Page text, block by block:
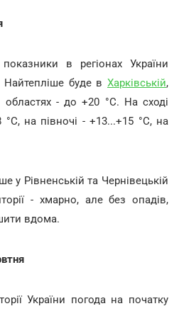
в регіонах України
Найтепліше буде в Харківській,
областях - до +20 °С. На сході
°С, на півночі - +13...+15 °С, на
Рівненській та Чернівецькій
- хмарно, але без опадів,
вдома.
України погода на початку